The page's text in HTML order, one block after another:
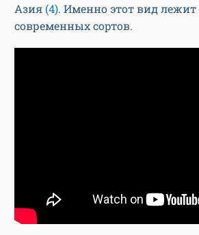
Азия (4). Именно этот вид лежит
современных сортов.